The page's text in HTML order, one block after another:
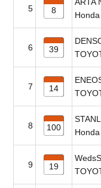
5 8
6 39
7 14
8 100
9 19